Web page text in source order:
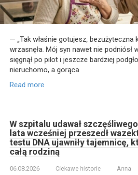
— „Tak właśnie gotujesz, bezużyteczna
wrzasnęła. Mój syn nawet nie podniósł
sięgnął po pilot i jeszcze bardziej
nieruchomo, a gorąca
Read more
W szpitalu udawał
lata wcześniej przeszedł
testu DNA ujawniły tajemnicę,
całą rodziną
06.08.2026 Ciekawe historie Anna